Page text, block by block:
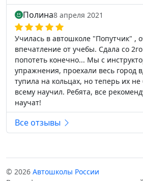
Полина8 апреля 2021
Училась в автошколе "Попутчик" ,
впечатление от учебы. Сдала со
попотеть конечно... Мы с
упражнения, проехали весь город
тупила на кольцах, но теперь их
всему научил. Ребята, все
научат!
Все отзывы
© 2026 Автошколы России